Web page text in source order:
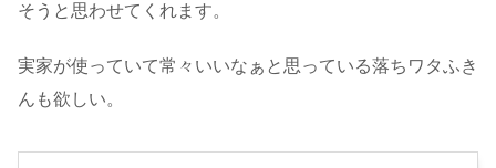
そうと思わせてくれます。
実家が使っていて常々いいなぁと思っている落ちワタふき
んも欲しい。